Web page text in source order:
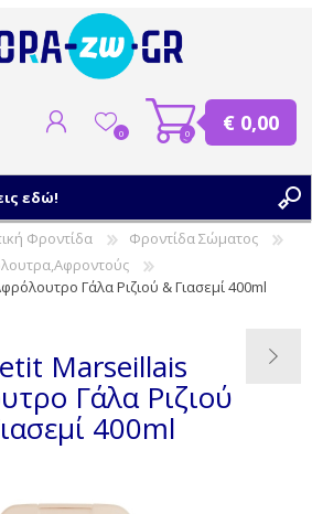
0 0 € 0,00
Φροντίδα
Φροντίδα Σώματος
Γάλα Ριζιού & Γιασεμί 400ml
Marseillais
Γάλα Ριζιού
400ml